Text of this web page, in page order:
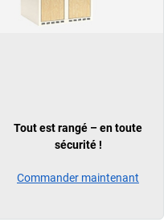
Tout est rangé – en toute
sécurité !
Commander maintenant